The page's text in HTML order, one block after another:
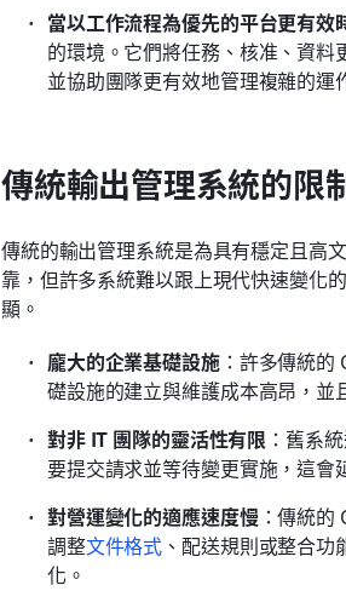
當以工作流程為優先的平台更有效
的環境。它們將任務、核准、資料
並協助團隊更有效地管理複雜的運
傳統輸出管理系統的限
傳統的輸出管理系統是為具有穩定且高
靠，但許多系統難以跟上現代快速變化
顯。
龐大的企業基礎設施：許多傳統的
礎設施的建立與維護成本高昂，並
對非 IT 團隊的靈活性有限 ：舊系
要提交請求並等待變更實施，這會
對營運變化的適應速度慢 ：傳統
調整文件格式 、配送規則或整合
化。